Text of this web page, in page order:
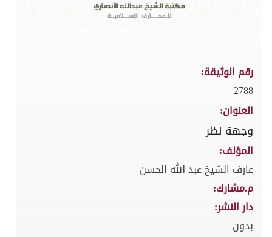
رقم الوثيقة:
2788
العنوان:
وجهة نظر
المؤلف:
عارف الشيخ عبد الله الحسن
م.مشارك:
دار النشر:
بدون